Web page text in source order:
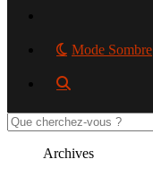
Mode Sombre
Rechercher
sur
Archives